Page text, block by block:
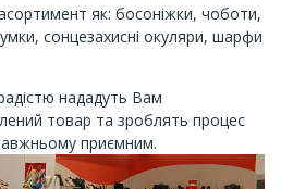
як: босоніжки, чоботи,
сонцезахисні окуляри, шарфи
нададуть Вам
товар та зроблять процес
приємним.